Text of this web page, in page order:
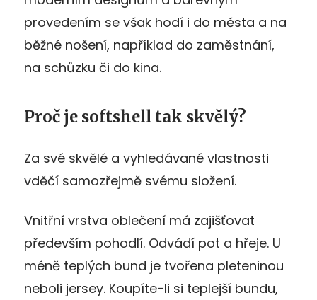
provedením se však hodí i do města a na
běžné nošení, například do zaměstnání,
na schůzku či do kina.
Proč je softshell tak skvělý?
Za své skvělé a vyhledávané vlastnosti
vděčí samozřejmě svému složení.
Vnitřní vrstva oblečení má zajišťovat
především pohodlí. Odvádí pot a hřeje. U
méně teplých bund je tvořena pleteninou
neboli jersey. Koupíte-li si teplejší bundu,